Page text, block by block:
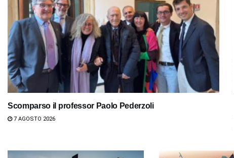
Scomparso il professor Paolo Pederzoli
7 AGOSTO 2026